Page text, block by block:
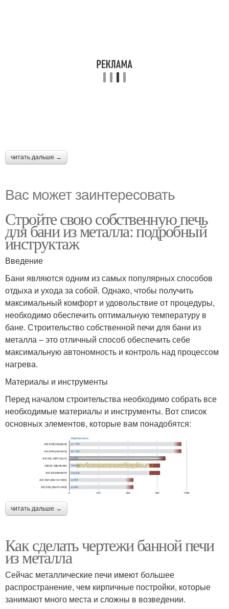
читать дальше →
Вас может заинтересовать
Стройте свою собственную печь
для бани из металла: подробный
инструктаж
Введение
Бани являются одним из самых популярных способов
отдыха и ухода за собой. Однако, чтобы получить
максимальный комфорт и удовольствие от процедуры,
необходимо обеспечить оптимальную температуру в
бане. Строительство собственной печи для бани из
металла – это отличный способ обеспечить себе
максимальную автономность и контроль над процессом
нагрева.
Материалы и инструменты
Перед началом строительства необходимо собрать все
необходимые материалы и инструменты. Вот список
основных элементов, которые вам понадобятся:
читать дальше →
Как сделать чертежи банной печи
из металла
Сейчас металлические печи имеют большее
распространение, чем кирпичные постройки, которые
занимают много места и сложны в возведении.